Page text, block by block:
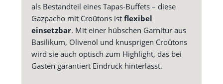
als Bestandteil eines Tapas-Buffets – diese
Gazpacho mit Croûtons ist flexibel
einsetzbar. Mit einer hübschen Garnitur aus
Basilikum, Olivenöl und knusprigen Croûtons
wird sie auch optisch zum Highlight, das bei
Gästen garantiert Eindruck hinterlässt.